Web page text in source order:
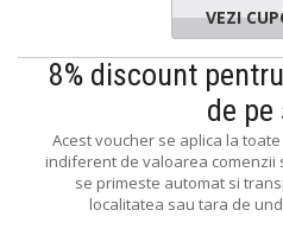
VEZI
8% discount
de pe
Acest voucher se aplica la
indiferent de valoarea comenzii
se primeste automat si
localitatea sau tara de